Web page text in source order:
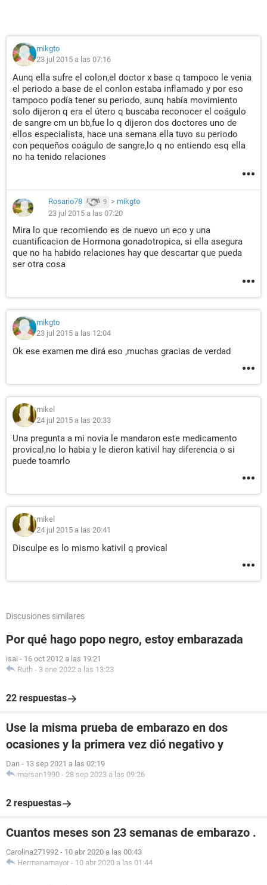
mikgto
23 jul 2015 a las 07:16
Aunq ella sufre el colon,el doctor x base q tampoco le venia
el periodo a base de el conlon estaba inflamado y por eso
tampoco podía tener su periodo, aunq había movimiento
solo dijeron q era el útero q buscaba reconocer el coágulo
de sangre cm un bb,fue lo q dijeron dos doctores uno de
ellos especialista, hace una semana ella tuvo su periodo
con pequeños coágulo de sangre,lo q no entiendo esq ella
no ha tenido relaciones
Rosario78 9 > mikgto
23 jul 2015 a las 07:20
Mira lo que recomiendo es de nuevo un eco y una
cuantificacion de Hormona gonadotropica, si ella asegura
que no ha habido relaciones hay que descartar que pueda
ser otra cosa
mikgto
23 jul 2015 a las 12:04
Ok ese examen me dirá eso ,muchas gracias de verdad
mikel
24 jul 2015 a las 20:33
Una pregunta a mi novia le mandaron este medicamento
provical,no lo habia y le dieron kativil hay diferencia o si
puede toamrlo
mikel
24 jul 2015 a las 20:41
Disculpe es lo mismo kativil q provical
Discusiones similares
Por qué hago popo negro, estoy embarazada
isai - 16 oct 2012 a las 19:21
Ruth - 3 ene 2022 a las 13:23
22 respuestas
Use la misma prueba de embarazo en dos
ocasiones y la primera vez dió negativo y
Dan - 13 sep 2021 a las 02:19
marsan1990 - 28 sep 2023 a las 09:26
2 respuestas
Cuantos meses son 23 semanas de embarazo .
Carolina271992 - 10 abr 2020 a las 00:43
Hermanamayor - 10 abr 2020 a las 01:44